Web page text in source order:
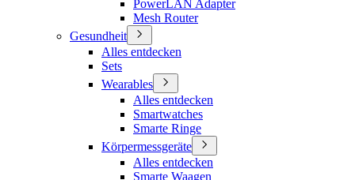
PowerLAN Adapter
Mesh Router
Gesundheit
Alles entdecken
Sets
Wearables
Alles entdecken
Smartwatches
Smarte Ringe
Körpermessgeräte
Alles entdecken
Smarte Waagen